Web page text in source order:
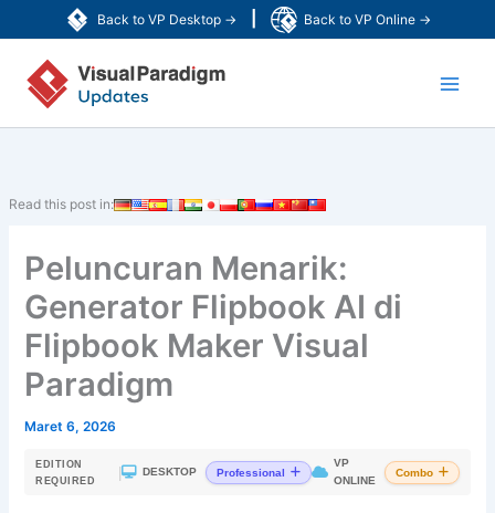
Back to VP Desktop → Back to VP Online →
ke
konten
Read this post in:
Peluncuran Menarik:
Generator Flipbook AI di
Flipbook Maker Visual
Paradigm
Maret 6, 2026
EDITION
REQUIRED
DESKTOP Professional
VP
ONLINE
Combo